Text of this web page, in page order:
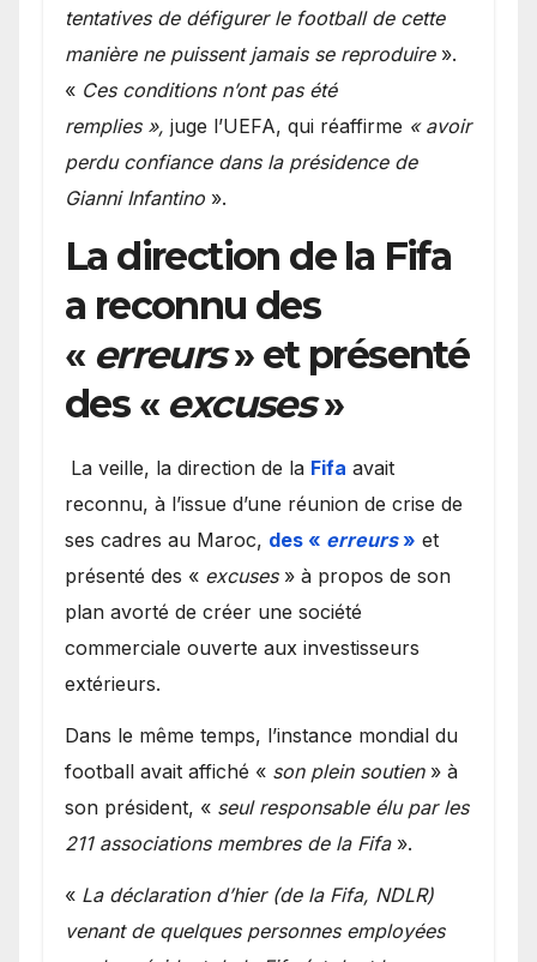
tentatives de défigurer le football de cette
manière ne puissent jamais se reproduire».
« Ces conditions n’ont pas été
remplies », juge l’UEFA, qui réaffirme « avoir
perdu confiance dans la présidence de
Gianni Infantino ».
La direction de la Fifa
a reconnu des
« erreurs» et présenté
des « excuses»
La veille, la direction de la Fifa avait
reconnu, à l’issue d’une réunion de crise de
ses cadres au Maroc, des « erreurs» et
présenté des « excuses» à propos de son
plan avorté de créer une société
commerciale ouverte aux investisseurs
extérieurs.
Dans le même temps, l’instance mondial du
football avait affiché « son plein soutien» à
son président, « seul responsable élu par les
211 associations membres de la Fifa ».
« La déclaration d’hier (de la Fifa, NDLR)
venant de quelques personnes employées